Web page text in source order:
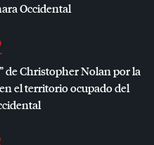
Occidental
de Christopher Nolan por la
el territorio ocupado del